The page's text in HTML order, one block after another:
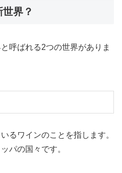
界？
呼ばれる2つの世界がありま
るワインのことを指します。
パの国々です。